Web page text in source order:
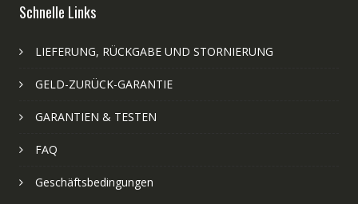
Schnelle Links
LIEFERUNG, RÜCKGABE UND STORNIERUNG
GELD-ZURÜCK-GARANTIE
GARANTIEN & TESTEN
FAQ
Geschäftsbedingungen